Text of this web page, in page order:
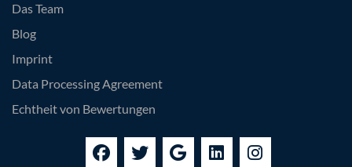
Das Team
Blog
Imprint
Data Processing Agreement
Echtheit von Bewertungen